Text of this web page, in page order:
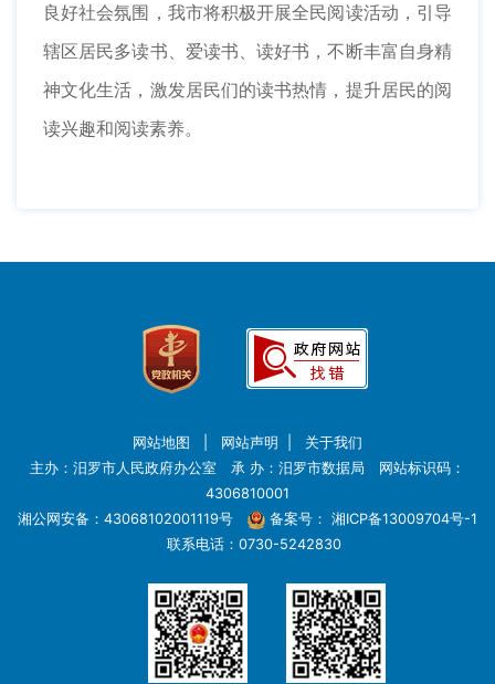
良好社会氛围，我市将积极开展全民阅读活动，引导
辖区居民多读书、爱读书、读好书，不断丰富自身精
神文化生活，激发居民们的读书热情，提升居民的阅
读兴趣和阅读素养。
网站地图 网站声明
关于我们
主办：汨罗市人民政府办公室 承 办：汨罗市数据局 网站标识码：
4306810001
湘公网安备：43068102001119号
备案号： 湘ICP备13009704号-1
联系电话：0730-5242830